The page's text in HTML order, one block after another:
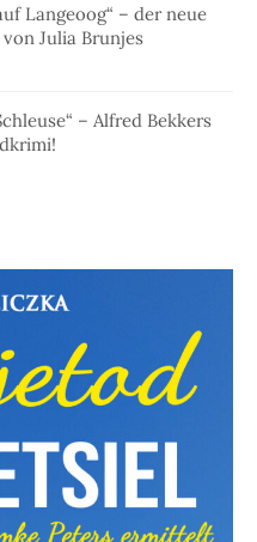
Langeoog“ – der neue
Julia Brunjes
– Alfred Bekkers